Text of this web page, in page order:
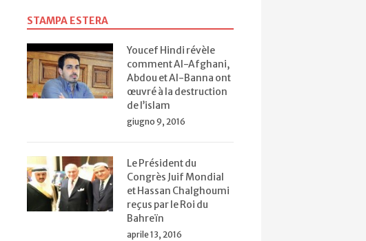
STAMPA ESTERA
Youcef Hindi révèle
comment Al-Afghani,
Abdou et Al-Banna ont
œuvré à la destruction
de l’islam
giugno 9, 2016
Le Président du
Congrès Juif Mondial
et Hassan Chalghoumi
reçus par le Roi du
Bahreïn
aprile 13, 2016